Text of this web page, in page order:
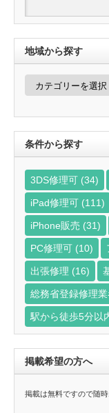
地域から探す
地
探
す
条件から探す
3DS修理可 (34)
iPad修理可 (111)
iPhone販売 (31)
PC修理可 (10)
出張修理 (16)
総務省登録修理
駅から徒歩5分以
掲載希望の方へ
掲載は無料ですので随